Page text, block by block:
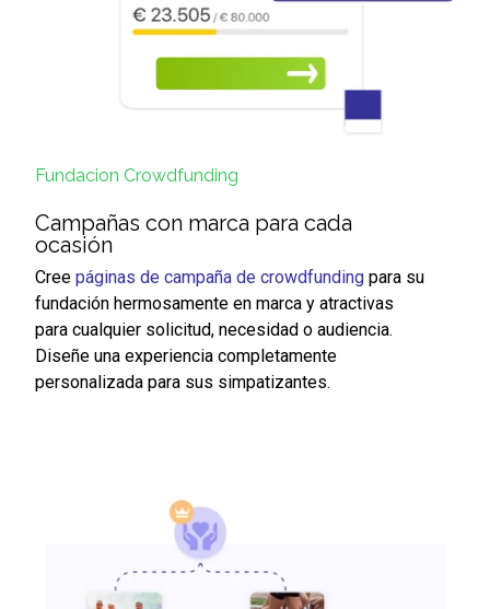
Fundacion Crowdfunding
Campañas con marca para cada
ocasión
Cree páginas de campaña de crowdfunding para su
fundación hermosamente en marca y atractivas
para cualquier solicitud, necesidad o audiencia.
Diseñe una experiencia completamente
personalizada para sus simpatizantes.